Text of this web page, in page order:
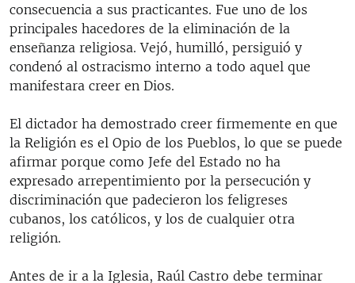
consecuencia a sus practicantes. Fue uno de los
principales hacedores de la eliminación de la
enseñanza religiosa. Vejó, humilló, persiguió y
condenó al ostracismo interno a todo aquel que
manifestara creer en Dios.
El dictador ha demostrado creer firmemente en que
la Religión es el Opio de los Pueblos, lo que se puede
afirmar porque como Jefe del Estado no ha
expresado arrepentimiento por la persecución y
discriminación que padecieron los feligreses
cubanos, los católicos, y los de cualquier otra
religión.
Antes de ir a la Iglesia, Raúl Castro debe terminar